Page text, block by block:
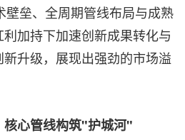
壁垒、全周期管线布局与成熟
加持下加速创新成果转化与
升级，展现出强劲的市场溢
心管线构筑"护城河"